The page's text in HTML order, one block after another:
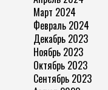
Март 2024
Февраль 2024
Декабрь 2023
Ноябрь 2023
Октябрь 2023
Сентябрь 2023